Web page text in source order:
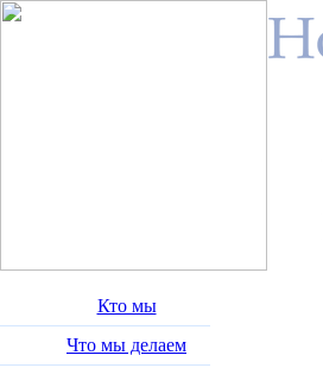
Кто мы
Что мы делаем